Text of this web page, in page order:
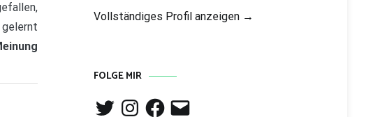
gelernt
Vollständiges Profil anzeigen →
FOLGE MIR
TwitterInstagramFacebook
E-
Mail